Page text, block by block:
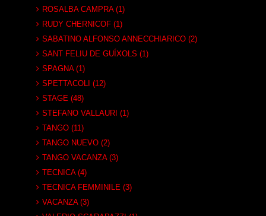
ROSALBA CAMPRA (1)
RUDY CHERNICOF (1)
SABATINO ALFONSO ANNECCHIARICO (2)
SANT FELIU DE GUÍXOLS (1)
SPAGNA (1)
SPETTACOLI (12)
STAGE (48)
STEFANO VALLAURI (1)
TANGO (11)
TANGO NUEVO (2)
TANGO VACANZA (3)
TECNICA (4)
TECNICA FEMMINILE (3)
VACANZA (3)